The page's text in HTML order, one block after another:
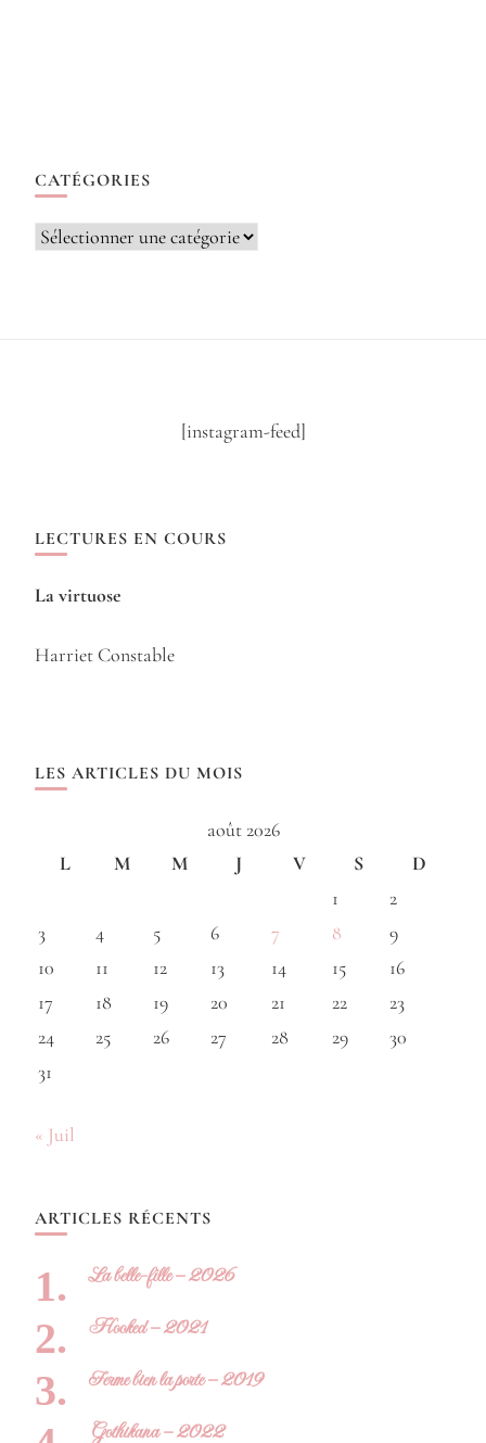
CATÉGORIES
Catégories
[instagram-feed]
LECTURES EN COURS
La virtuose
Harriet Constable
LES ARTICLES DU MOIS
août 2026
L
M M J V S
D
1
2
3
4 5 6 7 8
9
10
11 12 13 14 15
16
17
18 19 20 21 22
23
24
25 26 27 28 29
30
31
« Juil
ARTICLES RÉCENTS
La belle-fille – 2026
Hooked – 2021
Ferme bien la porte – 2019
Gothikana – 2022